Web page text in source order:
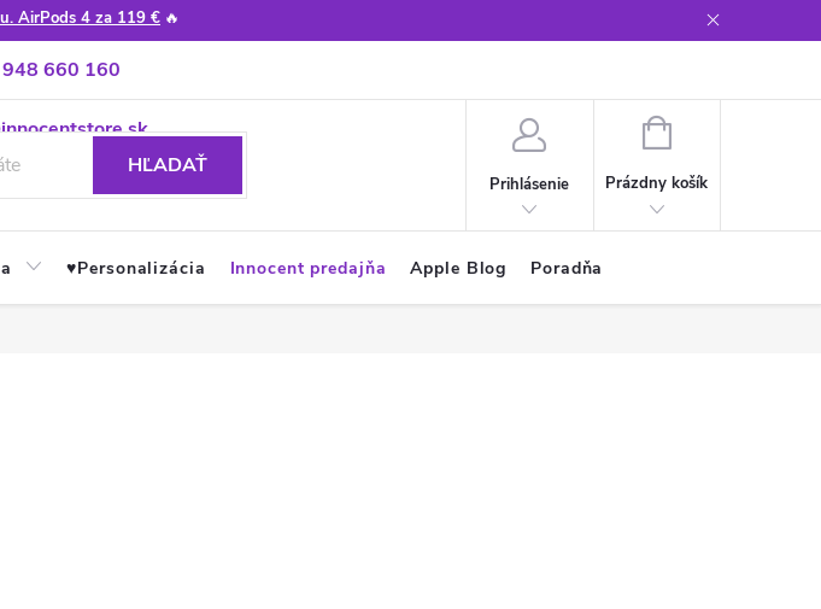
AirPods 4 za 119 € 🔥
660 160
návody a tipy
HĽADAŤ
Prihlásenie
NÁKUPNÝ
Prázdny košík
♥︎Personalizácia Innocent predajňa Apple Blog Poradňa